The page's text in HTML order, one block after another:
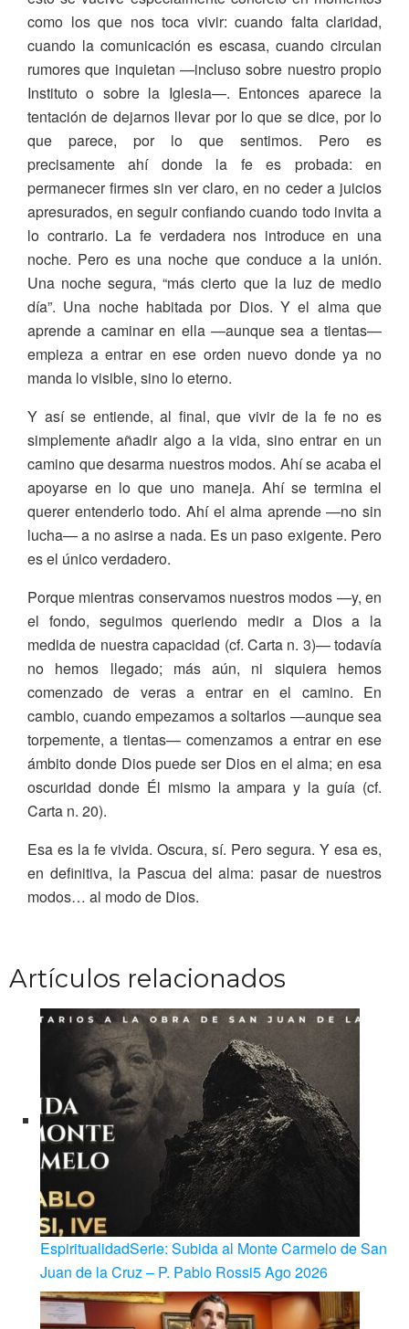
como los que nos toca vivir: cuando falta claridad,
cuando la comunicación es escasa, cuando circulan
rumores que inquietan —incluso sobre nuestro propio
Instituto o sobre la Iglesia—. Entonces aparece la
tentación de dejarnos llevar por lo que se dice, por lo
que parece, por lo que sentimos. Pero es
precisamente ahí donde la fe es probada: en
permanecer firmes sin ver claro, en no ceder a juicios
apresurados, en seguir confiando cuando todo invita a
lo contrario. La fe verdadera nos introduce en una
noche. Pero es una noche que conduce a la unión.
Una noche segura, “más cierto que la luz de medio
día”. Una noche habitada por Dios. Y el alma que
aprende a caminar en ella —aunque sea a tientas—
empieza a entrar en ese orden nuevo donde ya no
manda lo visible, sino lo eterno.
Y así se entiende, al final, que vivir de la fe no es
simplemente añadir algo a la vida, sino entrar en un
camino que desarma nuestros modos. Ahí se acaba el
apoyarse en lo que uno maneja. Ahí se termina el
querer entenderlo todo. Ahí el alma aprende —no sin
lucha— a no asirse a nada. Es un paso exigente. Pero
es el único verdadero.
Porque mientras conservamos nuestros modos —y, en
el fondo, seguimos queriendo medir a Dios a la
medida de nuestra capacidad (cf. Carta n. 3)— todavía
no hemos llegado; más aún, ni siquiera hemos
comenzado de veras a entrar en el camino. En
cambio, cuando empezamos a soltarlos —aunque sea
torpemente, a tientas— comenzamos a entrar en ese
ámbito donde Dios puede ser Dios en el alma; en esa
oscuridad donde Él mismo la ampara y la guía (cf.
Carta n. 20).
Esa es la fe vivida. Oscura, sí. Pero segura. Y esa es,
en definitiva, la Pascua del alma: pasar de nuestros
modos… al modo de Dios.
Artículos relacionados
EspiritualidadSerie: Subida al Monte Carmelo de San
Juan de la Cruz – P. Pablo Rossi5 Ago 2026